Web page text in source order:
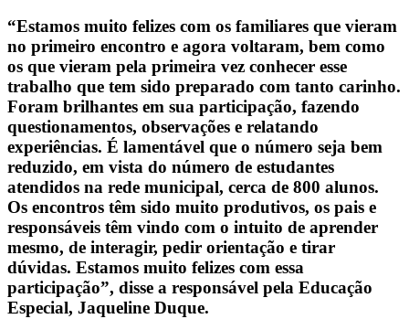
“Estamos muito felizes com os familiares que vieram
no primeiro encontro e agora voltaram, bem como
os que vieram pela primeira vez conhecer esse
trabalho que tem sido preparado com tanto carinho.
Foram brilhantes em sua participação, fazendo
questionamentos, observações e relatando
experiências. É lamentável que o número seja bem
reduzido, em vista do número de estudantes
atendidos na rede municipal, cerca de 800 alunos.
Os encontros têm sido muito produtivos, os pais e
responsáveis têm vindo com o intuito de aprender
mesmo, de interagir, pedir orientação e tirar
dúvidas. Estamos muito felizes com essa
participação”, disse a responsável pela Educação
Especial, Jaqueline Duque.